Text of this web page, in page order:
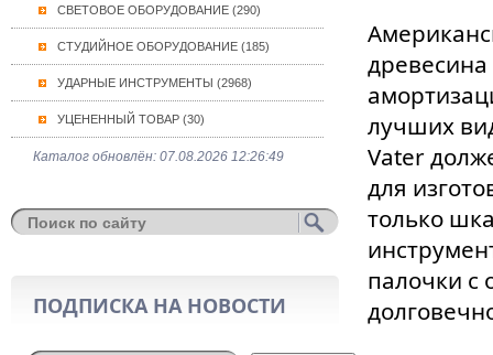
СВЕТОВОЕ ОБОРУДОВАНИЕ (290)
СТУДИЙНОЕ ОБОРУДОВАНИЕ (185)
УДАРНЫЕ ИНСТРУМЕНТЫ (2968)
УЦЕНЕННЫЙ ТОВАР (30)
Каталог обновлён: 07.08.2026 12:26:49
ПОДПИСКА НА НОВОСТИ
лучших
Vater
для
только
палочки